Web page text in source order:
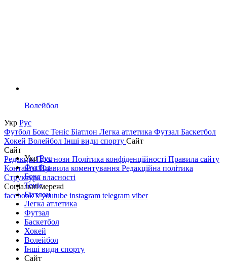
Волейбол
Укр Рус
Футбол Бокс Теніс Біатлон Легка атлетика Футзал Баскетбол
Хокей Волейбол Інші види спорту Сайт
Сайт
РедакціяПрогнози Політика конфіденційності Правила сайту
КонтактиПравила коментування Редакційна політика
Структура власності
Соціальні мережі
facebookxyoutube instagram telegram viber
УкрРус
Футбол
Бокс
Теніс
Біатлон
Легка атлетика
Футзал
Баскетбол
Хокей
Волейбол
Інші види спорту
Сайт